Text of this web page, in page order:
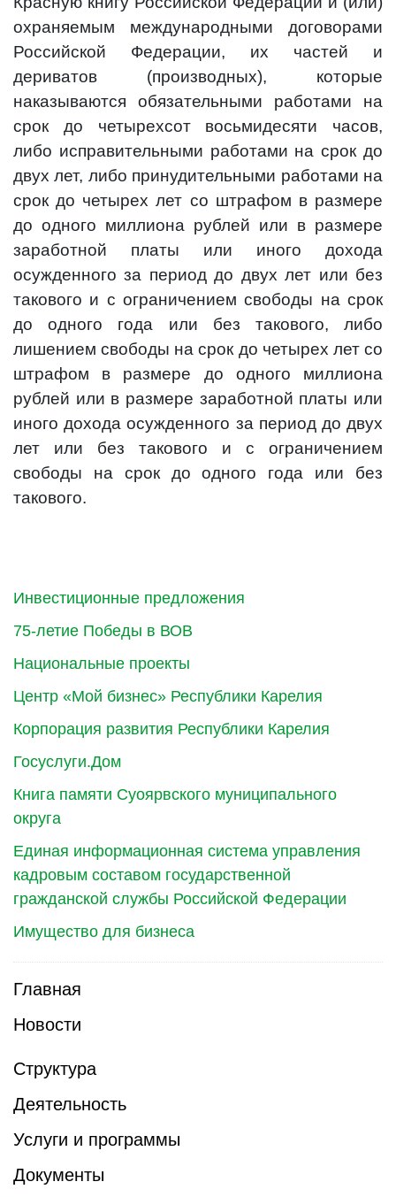
Инвестиционные предложения
75-летие Победы в ВОВ
Национальные проекты
Центр «Мой бизнес» Республики Карелия
Корпорация развития Республики Карелия
Госуслуги.Дом
Книга памяти Суоярвского муниципального
округа
Единая информационная система управления
кадровым составом государственной
гражданской службы Российской Федерации
Имущество для бизнеса
Главная
Новости
Структура
Деятельность
Услуги и программы
Документы
охраняемым международными договорами
Российской Федерации, их частей и
дериватов (производных), которые
наказываются обязательными работами на
срок до четырехсот восьмидесяти часов,
либо исправительными работами на срок до
двух лет, либо принудительными работами на
срок до четырех лет со штрафом в размере
до одного миллиона рублей или в размере
заработной платы или иного дохода
осужденного за период до двух лет или без
такового и с ограничением свободы на срок
до одного года или без такового, либо
лишением свободы на срок до четырех лет со
штрафом в размере до одного миллиона
рублей или в размере заработной платы или
иного дохода осужденного за период до двух
лет или без такового и с ограничением
свободы на срок до одного года или без
такового.